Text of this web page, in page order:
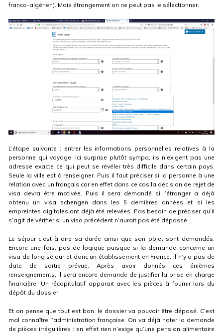
franco-algérien). Mais étrangement on ne peut pas le sélectionner.
L’étape suivante : entrer les informations personnelles relatives à la
personne qui voyage. Ici surprise plutôt sympa, ils n’exigent pas une
adresse exacte ce qui peut se révéler très difficile dans certain pays.
Seule la ville est à renseigner. Puis il faut préciser si la personne à une
relation avec un français car en effet dans ce cas la décision de rejet de
visa devra être motivée. Puis il sera demandé si l’étranger a déjà
obtenu un visa schengen dans les 5 dernières années et si les
empreintes digitales ont déjà été relevées. Pas besoin de préciser qu’il
s’agit de vérifier si un visa précédent n’aurait pas été dépassé.
Le séjour c’est-à-dire sa durée ainsi que son objet sont demandés.
Encore une fois, pas de logique puisque si la demande concerne un
visa de long séjour et donc un établissement en France, il n’y a pas de
date de sortie prévue. Après avoir donnés ces énièmes
renseignements, il sera encore demande de justifier la prise en charge
financière. Un récapitulatif apparait avec les pièces à fournir lors du
dépôt du dossier.
Et on pense que tout est bon, le dossier va pouvoir être déposé. C’est
mal connaître l’administration française. On va déjà noter la demande
de pièces irrégulières : en effet rien n’exige qu’une pension alimentaire